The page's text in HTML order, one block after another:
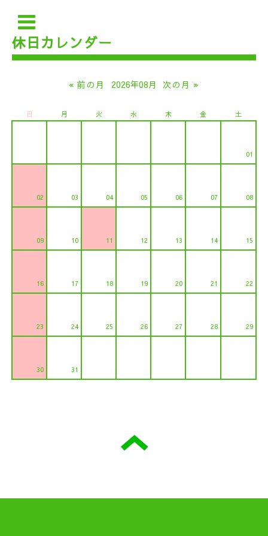
休日カレンダー
« 前の月 2026年08月 次の月 »
日 月 火 水 木 金 土
01
02 03 04 05 06 07 08
09 10 11 12 13 14 15
16 17 18 19 20 21 22
23 24 25 26 27 28 29
30 31